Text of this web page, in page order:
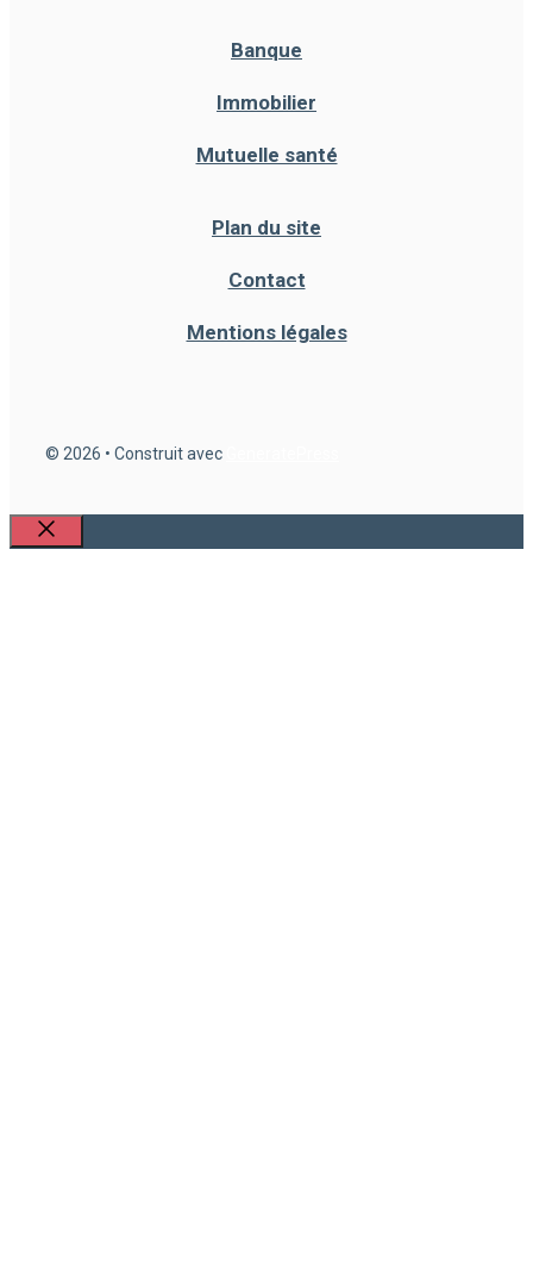
Banque
Immobilier
Mutuelle santé
Plan du site
Contact
Mentions légales
© 2026 • Construit avec
Fermer